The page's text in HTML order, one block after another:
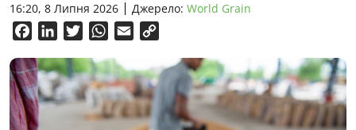
16:20, 8 Липня 2026 Джерело: World Grain
FacebookLinkedInTwitterWhatsApp
Email